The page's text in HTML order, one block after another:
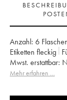
Anzahl: 6
Etiketten fleckig
Mwst. erstattbar:
Klassifizierung:
Mehr erfahren …